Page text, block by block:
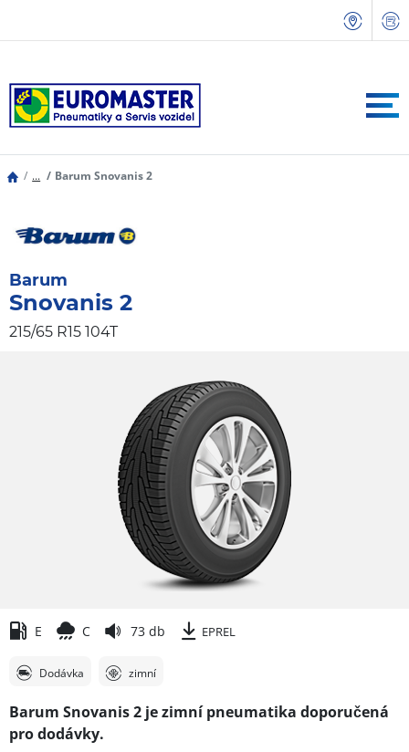
... Barum Snovanis 2
Barum
Snovanis 2
215/65 R15 104T
E C 73 db EPREL
Dodávka zimní
Barum Snovanis 2 je zimní pneumatika doporučená
pro dodávky.